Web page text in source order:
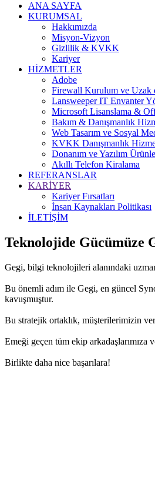
ANA SAYFA
KURUMSAL
Hakkımızda
Misyon-Vizyon
Gizlilik & KVKK
Kariyer
HİZMETLER
Adobe
Firewall Kurulum ve Uzak
Lansweeper IT Envanter
Microsoft Lisanslama &
Bakım & Danışmanlık
Web Tasarım ve Sosyal
KVKK Danışmanlık
Donanım ve Yazılım
Akıllı Telefon Kiralama
REFERANSLAR
KARİYER
Kariyer Fırsatları
İnsan Kaynakları Politikası
İLETİŞİM
Teknolojide Gücümüze
Gegi, bilgi teknolojileri alanındaki
Bu önemli adım ile Gegi, en güncel
kavuşmuştur.
Bu stratejik ortaklık, müşterilerimizin
Emeği geçen tüm ekip arkadaşlarımıza
Birlikte daha nice başarılara!